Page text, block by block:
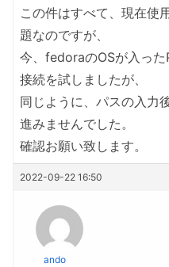
この件はすべて、現在使
題なのですが、
今、fedoraのOSが入っ
接続を試しましたが、
同じように、パスの入力
進みませんでした。
確認お願い致します。
2022-09-22 16:50
ando